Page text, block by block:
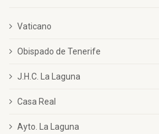
Vaticano
Obispado de Tenerife
J.H.C. La Laguna
Casa Real
Ayto. La Laguna